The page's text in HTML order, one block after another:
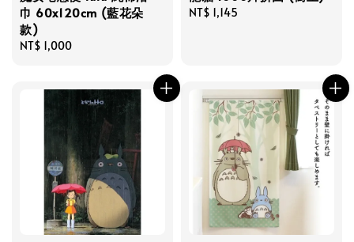
巾 60x120cm (藍花朵
款)
Regular
NT$ 1,000
Regular
NT$ 1,145